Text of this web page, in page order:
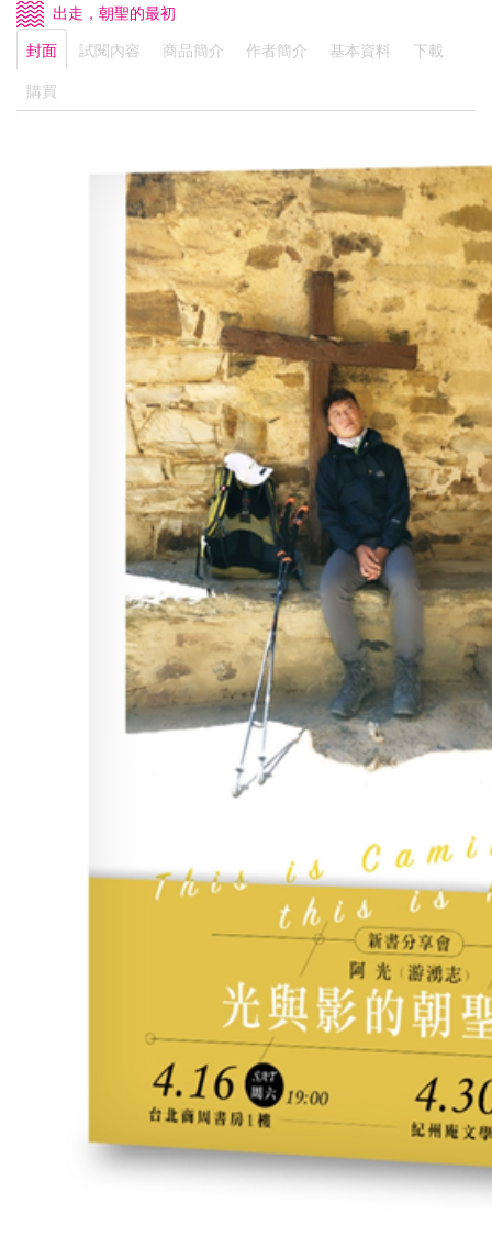
出走，朝聖的最初
封面
試閱內容 商品簡介 作者簡介 基本資料
下載
購買